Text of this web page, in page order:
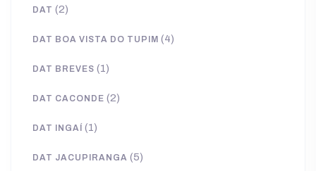
DAT (2)
DAT BOA VISTA DO TUPIM (4)
DAT BREVES (1)
DAT CACONDE (2)
DAT INGAÍ (1)
DAT JACUPIRANGA (5)